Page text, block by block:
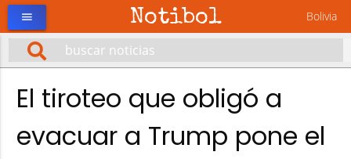
Notibol Bolivia
menu
El tiroteo que obligó a
evacuar a Trump pone el